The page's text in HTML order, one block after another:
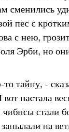
сменились
пес с
с нею,
Эрби, но
тайну, -
настала
стали
на